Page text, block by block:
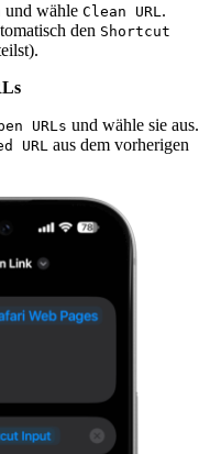
und wähle Clean URL.
den Shortcut
URLs und wähle sie aus.
URL aus dem vorherigen